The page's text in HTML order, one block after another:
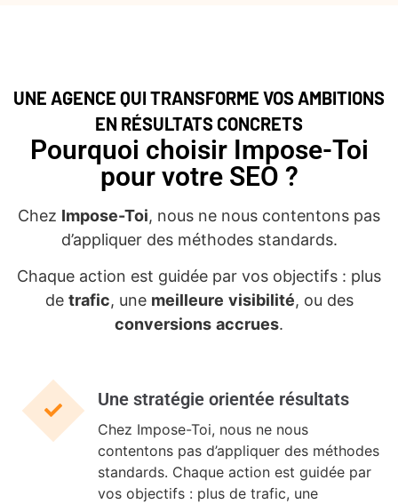
UNE AGENCE QUI TRANSFORME VOS AMBITIONS
EN RÉSULTATS CONCRETS
Pourquoi choisir Impose-Toi
pour votre SEO ?
Chez Impose-Toi, nous ne nous contentons pas
d’appliquer des méthodes standards.
Chaque action est guidée par vos objectifs : plus
de trafic, une meilleure visibilité, ou des
conversions accrues.
Une stratégie orientée résultats
Chez Impose-Toi, nous ne nous
contentons pas d’appliquer des méthodes
standards. Chaque action est guidée par
vos objectifs : plus de trafic, une